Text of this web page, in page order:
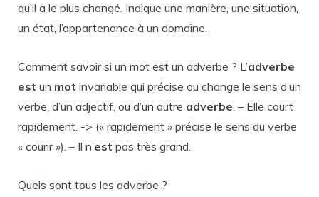
qu’il a le plus changé. Indique une manière, une situation,
un état, l’appartenance à un domaine.
Comment savoir si un mot est un adverbe ? L’adverbe
est un mot invariable qui précise ou change le sens d’un
verbe, d’un adjectif, ou d’un autre adverbe. – Elle court
rapidement. -> (« rapidement » précise le sens du verbe
« courir »). – Il n’est pas très grand.
Quels sont tous les adverbe ?